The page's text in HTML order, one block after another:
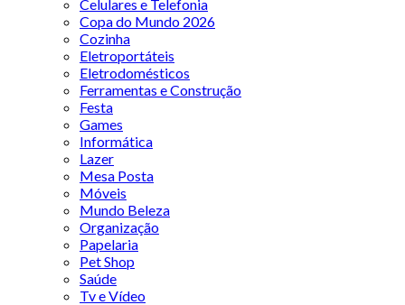
Celulares e Telefonia
Copa do Mundo 2026
Cozinha
Eletroportáteis
Eletrodomésticos
Ferramentas e Construção
Festa
Games
Informática
Lazer
Mesa Posta
Móveis
Mundo Beleza
Organização
Papelaria
Pet Shop
Saúde
Tv e Vídeo